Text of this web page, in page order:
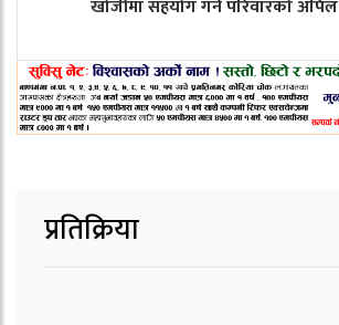
खोजीमा सहयोग गर्न परिवारको अपिल
प्रतिक्रिया